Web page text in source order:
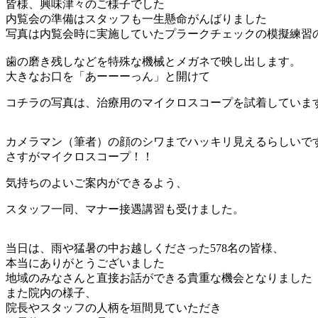
皆様、興味津々のご様子でした
内覧会の準備はスタッフも一生懸命がんばりました
写真は内覧会時に実施していたプラークチェックの模擬練習
歯の磨き残しなどを特殊な機械とメガネで映し出します。
大きなお口を「あーーーっん」と開けて
コチラの写真は、治療用のマイクロスコープを試着していま
カメラマン（筆者）の顔のシワまでハッキリ見えるらしいで
さすがマイクロスコープ！！
気持ちのよいご案内ができるよう、
スタッフ一同、マナー接遇講習も受けました。
当日は、雨や猛暑の中お越しくださった578名の皆様、
本当にありがとうございました
地域のみなさんと直接お話ができる貴重な機会となりました
また院内の様子、
院長やスタッフの人柄を垣間見ていただき